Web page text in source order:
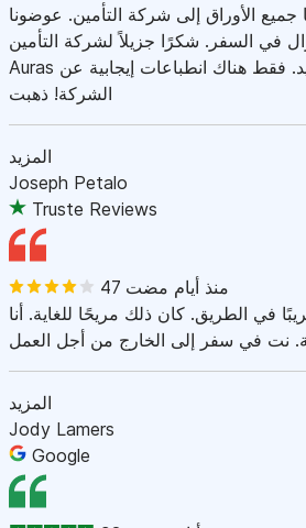
جميع الأوراق إلى شركة التأمين. عوضونا
في السفر. شكرًا جزيلاً لشركة التأمين!
Auras أصبحت الآن خيارنا الوحيد. فقط هناك انطباعات إيجابية عن
الشركة! ذهبت
المزيد
Joseph Petalo
Truste Reviews
47 منذ أيام مضت
في الطريق. كان ذلك مريحًا للغاية. أنا
المزيد
Jody Lamers
Google